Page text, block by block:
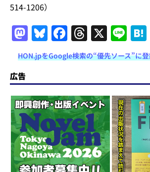
514-1206）
M
a
st
o
d
o
n
Bl
u
e
s
k
y
F
a
c
e
b
o
o
k
T
h
re
a
d
s
X Li
n
e
HON.jpをGoogle検索の“優先ソース”に
広告